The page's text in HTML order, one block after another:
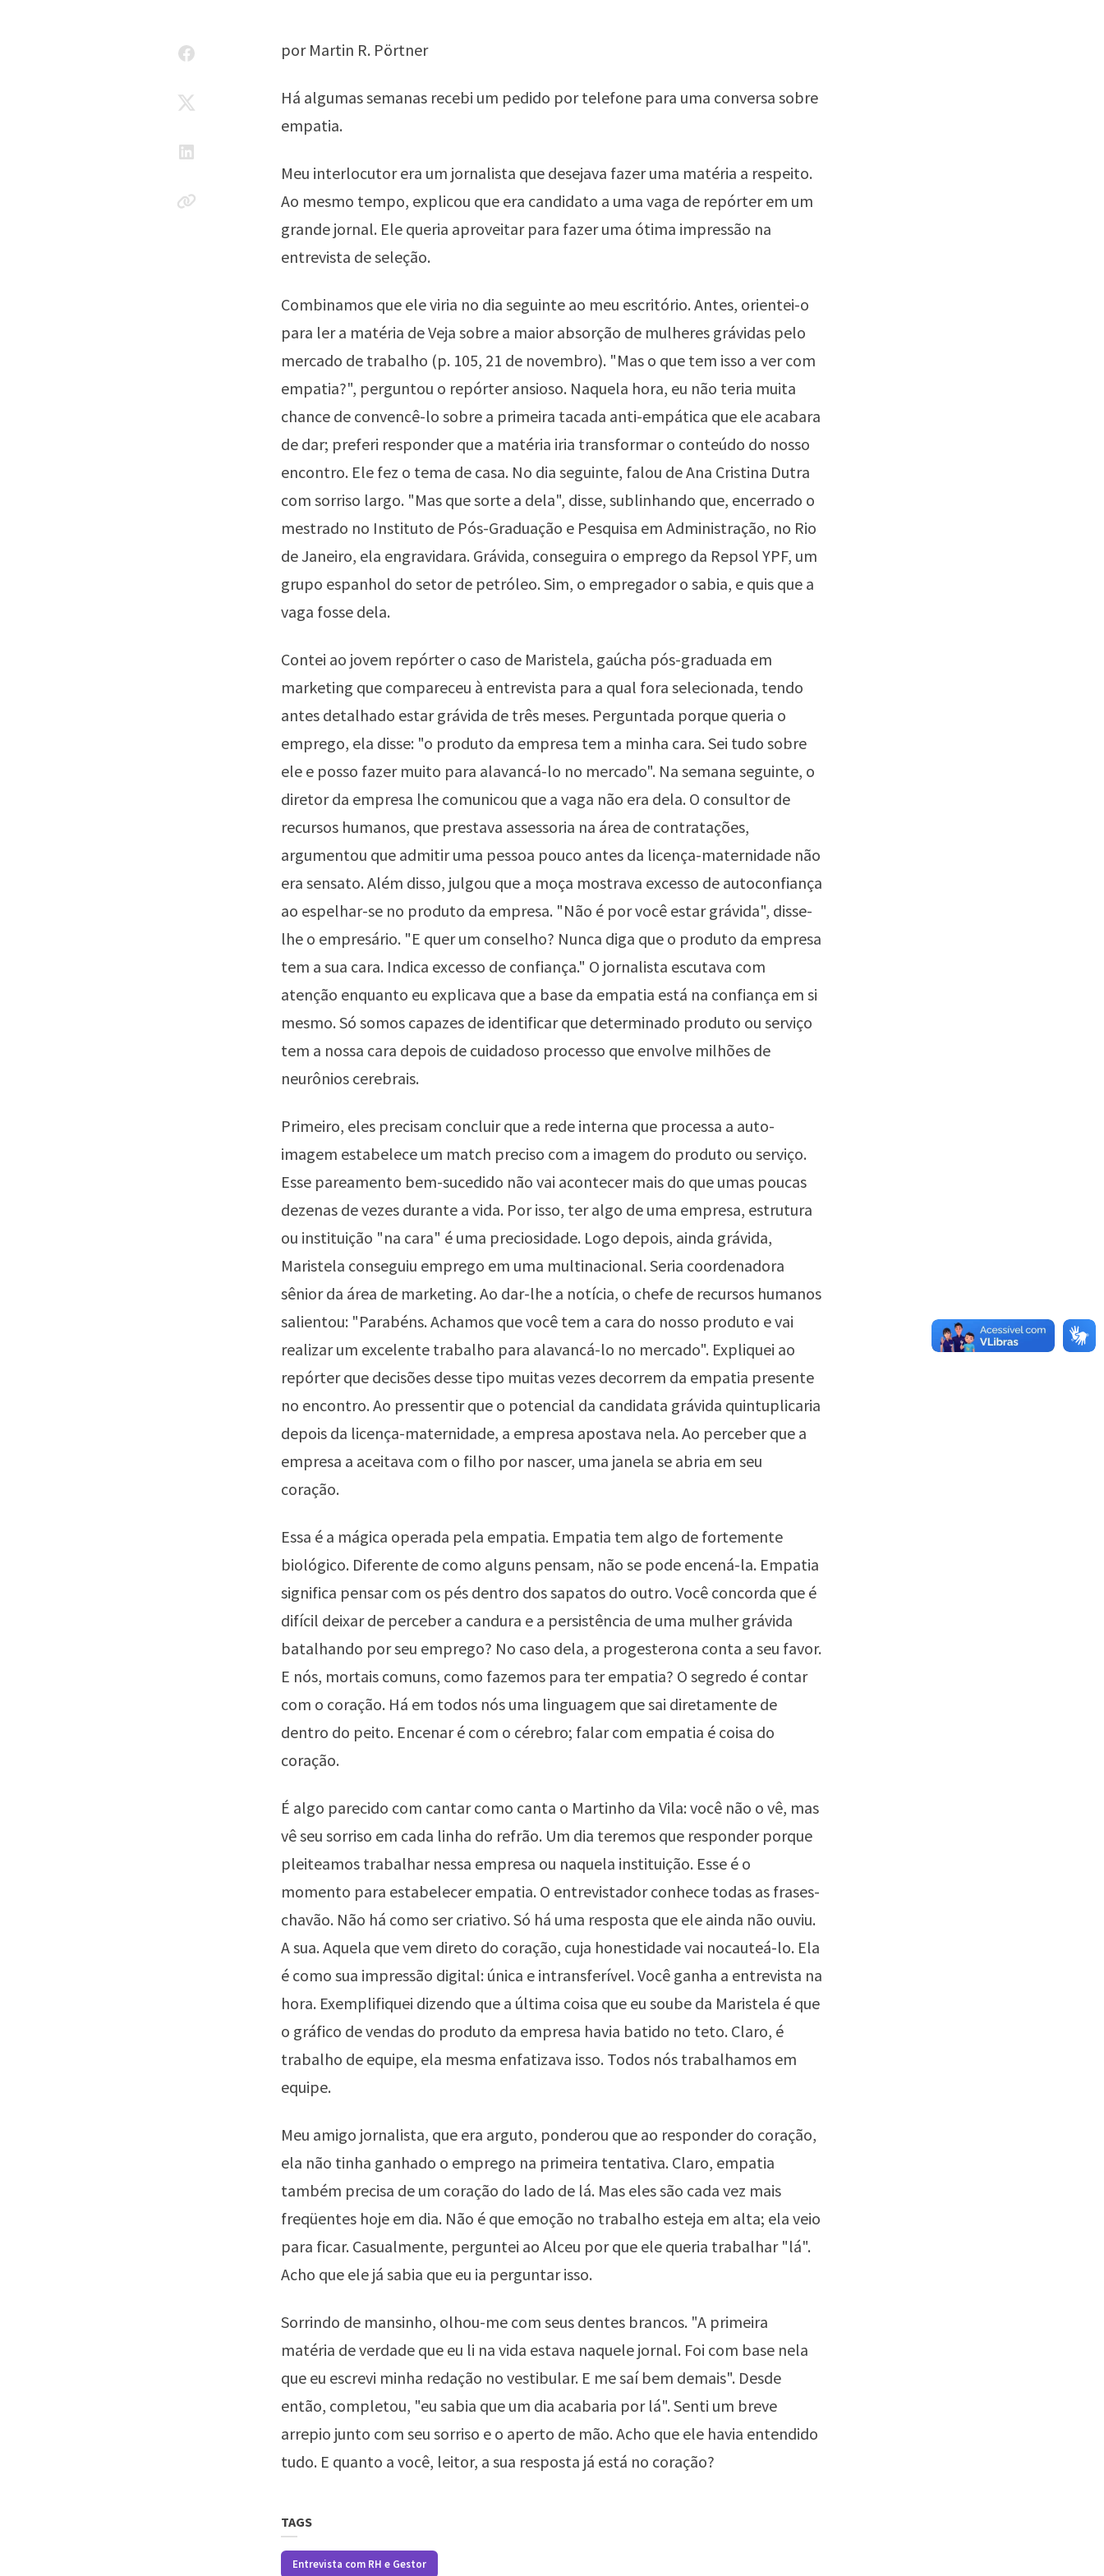
por Martin R. Pörtner
Há algumas semanas recebi um pedido por telefone para uma conversa sobre
empatia.
Meu interlocutor era um jornalista que desejava fazer uma matéria a respeito.
Ao mesmo tempo, explicou que era candidato a uma vaga de repórter em um
grande jornal. Ele queria aproveitar para fazer uma ótima impressão na
entrevista de seleção.
Combinamos que ele viria no dia seguinte ao meu escritório. Antes, orientei-o
para ler a matéria de Veja sobre a maior absorção de mulheres grávidas pelo
mercado de trabalho (p. 105, 21 de novembro). "Mas o que tem isso a ver com
empatia?", perguntou o repórter ansioso. Naquela hora, eu não teria muita
chance de convencê-lo sobre a primeira tacada anti-empática que ele acabara
de dar; preferi responder que a matéria iria transformar o conteúdo do nosso
encontro. Ele fez o tema de casa. No dia seguinte, falou de Ana Cristina Dutra
com sorriso largo. "Mas que sorte a dela", disse, sublinhando que, encerrado o
mestrado no Instituto de Pós-Graduação e Pesquisa em Administração, no Rio
de Janeiro, ela engravidara. Grávida, conseguira o emprego da Repsol YPF, um
grupo espanhol do setor de petróleo. Sim, o empregador o sabia, e quis que a
vaga fosse dela.
Contei ao jovem repórter o caso de Maristela, gaúcha pós-graduada em
marketing que compareceu à entrevista para a qual fora selecionada, tendo
antes detalhado estar grávida de três meses. Perguntada porque queria o
emprego, ela disse: "o produto da empresa tem a minha cara. Sei tudo sobre
ele e posso fazer muito para alavancá-lo no mercado". Na semana seguinte, o
diretor da empresa lhe comunicou que a vaga não era dela. O consultor de
recursos humanos, que prestava assessoria na área de contratações,
argumentou que admitir uma pessoa pouco antes da licença-maternidade não
era sensato. Além disso, julgou que a moça mostrava excesso de autoconfiança
ao espelhar-se no produto da empresa. "Não é por você estar grávida", disse-
lhe o empresário. "E quer um conselho? Nunca diga que o produto da empresa
tem a sua cara. Indica excesso de confiança." O jornalista escutava com
atenção enquanto eu explicava que a base da empatia está na confiança em si
mesmo. Só somos capazes de identificar que determinado produto ou serviço
tem a nossa cara depois de cuidadoso processo que envolve milhões de
neurônios cerebrais.
Primeiro, eles precisam concluir que a rede interna que processa a auto-
imagem estabelece um match preciso com a imagem do produto ou serviço.
Esse pareamento bem-sucedido não vai acontecer mais do que umas poucas
dezenas de vezes durante a vida. Por isso, ter algo de uma empresa, estrutura
ou instituição "na cara" é uma preciosidade. Logo depois, ainda grávida,
Maristela conseguiu emprego em uma multinacional. Seria coordenadora
sênior da área de marketing. Ao dar-lhe a notícia, o chefe de recursos humanos
salientou: "Parabéns. Achamos que você tem a cara do nosso produto e vai
realizar um excelente trabalho para alavancá-lo no mercado". Expliquei ao
repórter que decisões desse tipo muitas vezes decorrem da empatia presente
no encontro. Ao pressentir que o potencial da candidata grávida quintuplicaria
depois da licença-maternidade, a empresa apostava nela. Ao perceber que a
empresa a aceitava com o filho por nascer, uma janela se abria em seu
coração.
Essa é a mágica operada pela empatia. Empatia tem algo de fortemente
biológico. Diferente de como alguns pensam, não se pode encená-la. Empatia
significa pensar com os pés dentro dos sapatos do outro. Você concorda que é
difícil deixar de perceber a candura e a persistência de uma mulher grávida
batalhando por seu emprego? No caso dela, a progesterona conta a seu favor.
E nós, mortais comuns, como fazemos para ter empatia? O segredo é contar
com o coração. Há em todos nós uma linguagem que sai diretamente de
dentro do peito. Encenar é com o cérebro; falar com empatia é coisa do
coração.
É algo parecido com cantar como canta o Martinho da Vila: você não o vê, mas
vê seu sorriso em cada linha do refrão. Um dia teremos que responder porque
pleiteamos trabalhar nessa empresa ou naquela instituição. Esse é o
momento para estabelecer empatia. O entrevistador conhece todas as frases-
chavão. Não há como ser criativo. Só há uma resposta que ele ainda não ouviu.
A sua. Aquela que vem direto do coração, cuja honestidade vai nocauteá-lo. Ela
é como sua impressão digital: única e intransferível. Você ganha a entrevista na
hora. Exemplifiquei dizendo que a última coisa que eu soube da Maristela é que
o gráfico de vendas do produto da empresa havia batido no teto. Claro, é
trabalho de equipe, ela mesma enfatizava isso. Todos nós trabalhamos em
equipe.
Meu amigo jornalista, que era arguto, ponderou que ao responder do coração,
ela não tinha ganhado o emprego na primeira tentativa. Claro, empatia
também precisa de um coração do lado de lá. Mas eles são cada vez mais
freqüentes hoje em dia. Não é que emoção no trabalho esteja em alta; ela veio
para ficar. Casualmente, perguntei ao Alceu por que ele queria trabalhar "lá".
Acho que ele já sabia que eu ia perguntar isso.
Sorrindo de mansinho, olhou-me com seus dentes brancos. "A primeira
matéria de verdade que eu li na vida estava naquele jornal. Foi com base nela
que eu escrevi minha redação no vestibular. E me saí bem demais". Desde
então, completou, "eu sabia que um dia acabaria por lá". Senti um breve
arrepio junto com seu sorriso e o aperto de mão. Acho que ele havia entendido
tudo. E quanto a você, leitor, a sua resposta já está no coração?
TAGS
Entrevista com RH e Gestor